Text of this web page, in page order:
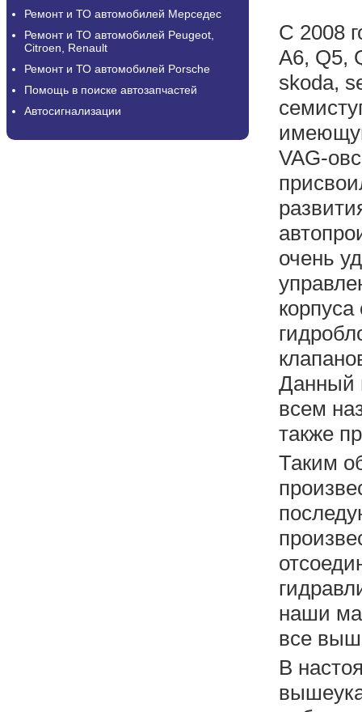
Ремонт и ТО автомобилей Мерседес
Ремонт и ТО автомобилей Peugeot,
Citroen, Renault
Ремонт и ТО автомобилей Porsche
Помощь в поиске автозапчастей
Автосигнализации
С 2008
A6, Q5,
skoda,
VAG-
очень
Данный
всем
также
Таким
наши
все
В